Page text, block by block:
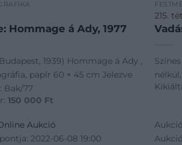
Hommage á Ady, 1977
1939) Hommage á Ady ,
papír 60 × 45 cm Jelezve
Bak/77
150 000 Ft
Aukció
2022-06-08 19:00
215.